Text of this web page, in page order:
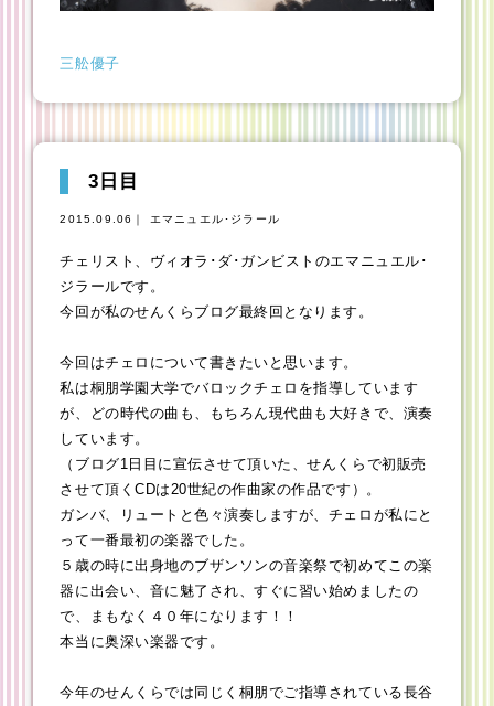
三舩優子
3日目
2015.09.06｜ エマニュエル･ジラール
チェリスト、ヴィオラ･ダ･ガンビストのエマニュエル･
ジラールです。
今回が私のせんくらブログ最終回となります。
今回はチェロについて書きたいと思います。
私は桐朋学園大学でバロックチェロを指導しています
が、どの時代の曲も、もちろん現代曲も大好きで、演奏
しています。
（ブログ1日目に宣伝させて頂いた、せんくらで初販売
させて頂くCDは20世紀の作曲家の作品です）。
ガンバ、リュートと色々演奏しますが、チェロが私にと
って一番最初の楽器でした。
５歳の時に出身地のブザンソンの音楽祭で初めてこの楽
器に出会い、音に魅了され、すぐに習い始めましたの
で、まもなく４０年になります！！
本当に奥深い楽器です。
今年のせんくらでは同じく桐朋でご指導されている長谷